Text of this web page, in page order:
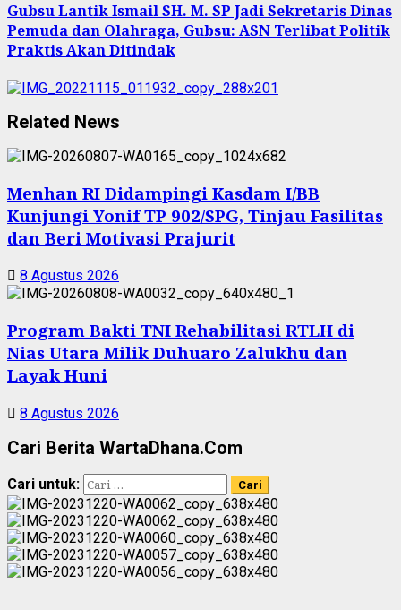
Gubsu Lantik Ismail SH. M. SP Jadi Sekretaris Dinas
Pemuda dan Olahraga, Gubsu: ASN Terlibat Politik
Praktis Akan Ditindak
Related News
Menhan RI Didampingi Kasdam I/BB
Kunjungi Yonif TP 902/SPG, Tinjau Fasilitas
dan Beri Motivasi Prajurit
8 Agustus 2026
Program Bakti TNI Rehabilitasi RTLH di
Nias Utara Milik Duhuaro Zalukhu dan
Layak Huni
8 Agustus 2026
Cari Berita WartaDhana.Com
Cari untuk: